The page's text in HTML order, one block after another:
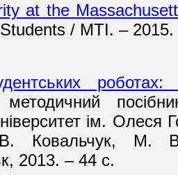
at the
/ MTI. –
ім.
Ковальчук, М.
2013. – 44 с.